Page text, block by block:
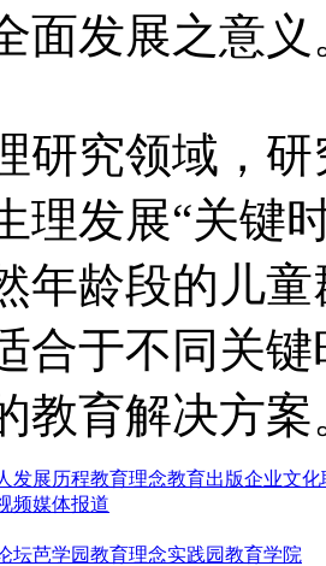
面发展之意义
研究领域，
理发展“关键
年龄段的儿
合于不同关
教育解决方案
发展历程教育理念教育出版企业文化
频媒体报道
坛芭学园教育理念实践园教育学院